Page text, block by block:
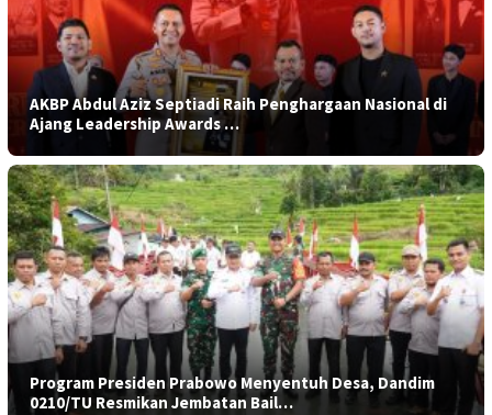
AKBP Abdul Aziz Septiadi Raih Penghargaan Nasional di
Ajang Leadership Awards …
Program Presiden Prabowo Menyentuh Desa, Dandim
0210/TU Resmikan Jembatan Bail…